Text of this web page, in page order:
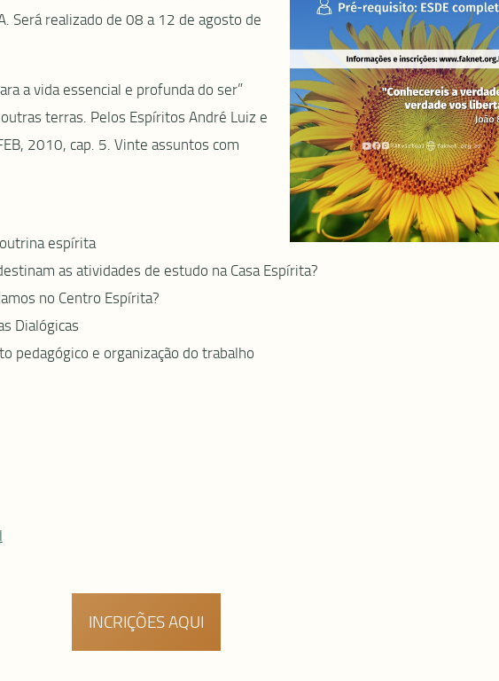
Será realizado de 08 a 12 de agosto de
a vida essencial e profunda do ser”
outras terras. Pelos Espíritos André Luiz e
2010, cap. 5. Vinte assuntos com
espírita
as atividades de estudo na Casa Espírita?
no Centro Espírita?
Dialógicas
e organização do trabalho
INCRIÇÕES AQUI